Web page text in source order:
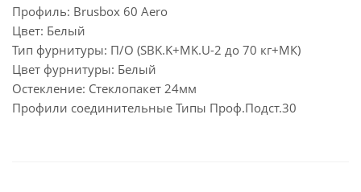
Профиль: Brusbox 60 Aero
Цвет: Белый
Тип фурнитуры: П/О (SBK.K+MK.U-2 до 70 кг+МК)
Цвет фурнитуры: Белый
Остекление: Стеклопакет 24мм
Профили соединительные Типы Проф.Подст.30